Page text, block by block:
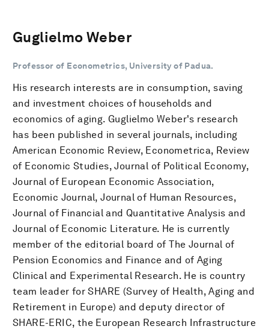
Guglielmo Weber
Professor of Econometrics, University of Padua.
His research interests are in consumption, saving
and investment choices of households and
economics of aging. Guglielmo Weber's research
has been published in several journals, including
American Economic Review, Econometrica, Review
of Economic Studies, Journal of Political Economy,
Journal of European Economic Association,
Economic Journal, Journal of Human Resources,
Journal of Financial and Quantitative Analysis and
Journal of Economic Literature. He is currently
member of the editorial board of The Journal of
Pension Economics and Finance and of Aging
Clinical and Experimental Research. He is country
team leader for SHARE (Survey of Health, Aging and
Retirement in Europe) and deputy director of
SHARE-ERIC, the European Research Infrastructure